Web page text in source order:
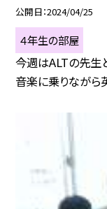
公開日 2024/04/25
４年生の部屋
今週はALTの先生
音楽に乗りながら